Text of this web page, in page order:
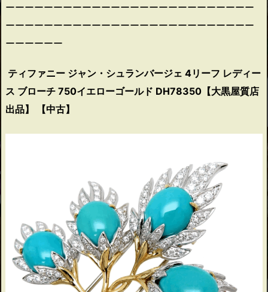
ーーーーーーーーーーーーーーーーーーーーーーーーーー
ーーーーーーーーーーーーーーーーーーーーーーーーーー
ーーーーーー
ティファニー ジャン・シュランバージェ 4リーフ レディー
ス ブローチ 750イエローゴールド DH78350【大黒屋質店
出品】 【中古】